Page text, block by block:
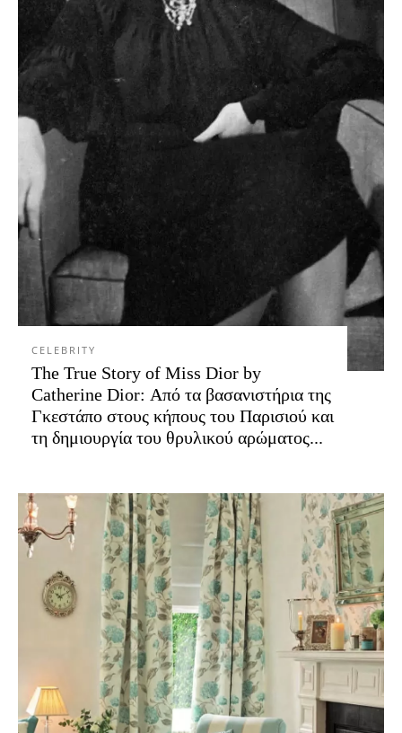
CELEBRITY
The True Story of Miss Dior by
Catherine Dior: Από τα βασανιστήρια της
Γκεστάπο στους κήπους του Παρισιού και
τη δημιουργία του θρυλικού αρώματος...